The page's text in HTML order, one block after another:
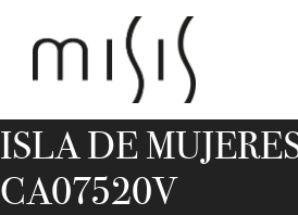
ISLA DE
CA07520V